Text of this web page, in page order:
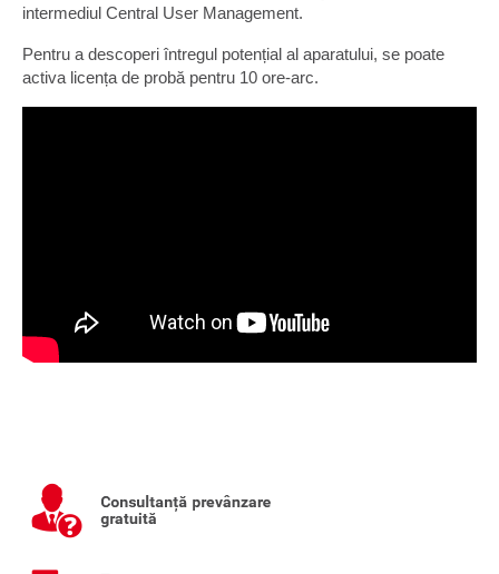
intermediul Central User Management.
Pentru a descoperi întregul potențial al aparatului, se poate
activa licența de probă pentru 10 ore-arc.